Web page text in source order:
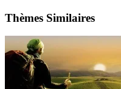
Thèmes Similaires